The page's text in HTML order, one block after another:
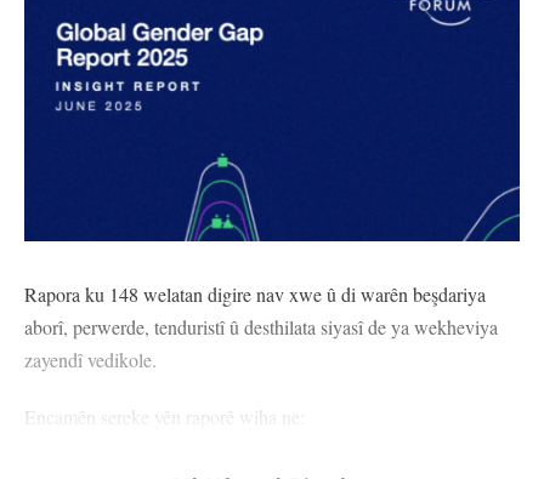
Rapora ku 148 welatan digire nav xwe û di warên beşdariya
aborî, perwerde, tenduristî û desthilata siyasî de ya wekheviya
zayendî vedikole.
Encamên sereke yên raporê wiha ne:
– Rêjeya wekheviya zayendî ya kurevî niha ji sedî 68.8 e, piştî